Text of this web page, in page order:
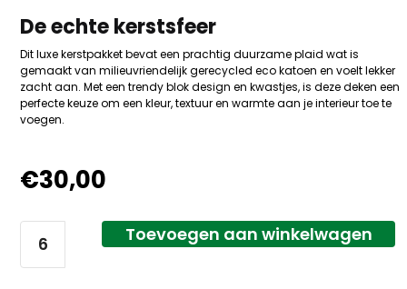
De echte kerstsfeer
Dit luxe kerstpakket bevat een prachtig duurzame plaid wat is
gemaakt van milieuvriendelijk gerecycled eco katoen en voelt lekker
zacht aan. Met een trendy blok design en kwastjes, is deze deken een
perfecte keuze om een kleur, textuur en warmte aan je interieur toe te
voegen.
€30,00
Toevoegen aan winkelwagen